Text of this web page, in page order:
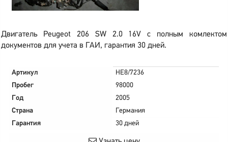
Двигатель Peugeot 206 SW 2.0 16V с полным комлектом
документов для учета в ГАИ, гарантия 30 дней.
Артикул
HE8/7236
Пробег
98000
Год
2005
Страна
Германия
Гарантия
30 дней